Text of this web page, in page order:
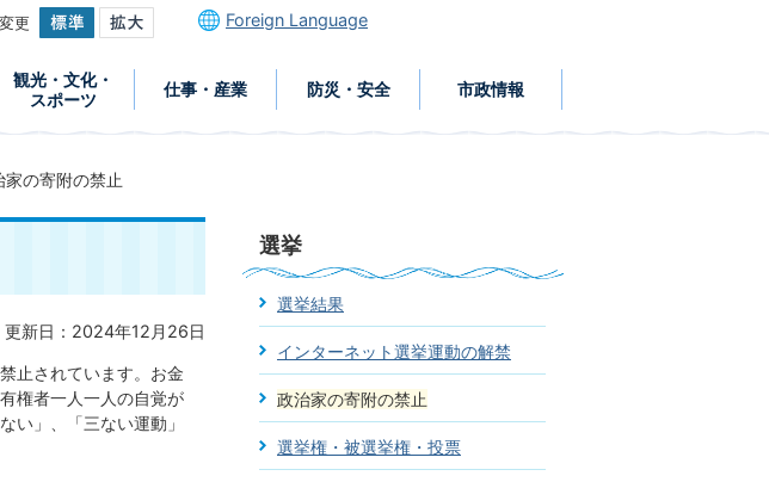
更 Foreign Language
観光・文化・
スポーツ
仕事・産業 防災・安全 市政情報
家の寄附の禁止
更新日：2024年12月26日
止されています。お金
権者一人一人の自覚が
い」、「三ない運動」
選挙
選挙結果
インターネット選挙運動の解禁
政治家の寄附の禁止
選挙権・被選挙権・投票